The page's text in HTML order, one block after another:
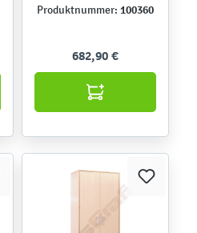
abschließbar, schmal
Produktnummer: 100360
682,90 €